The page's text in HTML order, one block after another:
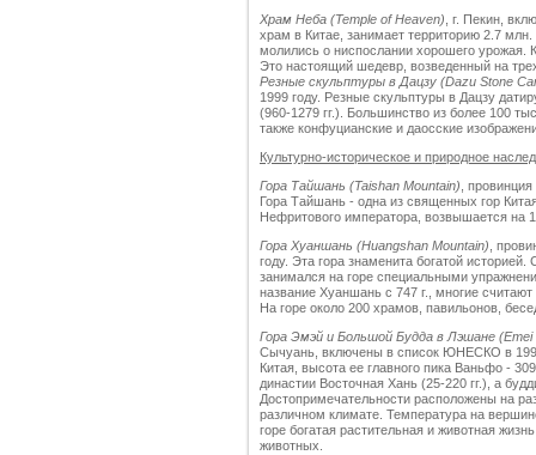
Храм Неба (Temple of Heaven) , г. Пекин,
храм в Китае, занимает территорию 2.7
молились о ниспослании хорошего
Это настоящий шедевр, возведенный на
Резные скульптуры в Дацзу (Dazu Stone
1999 году. Резные скульптуры в Дацзу
(960-1279 гг.). Большинство из более 100
также конфуцианские и даосские
Культурно-историческое и природное
Гора Тайшань (Taishan Mountain) ,
Гора Тайшань - одна из священных гор
Нефритового императора, возвышается на
Гора Хуаншань (Huangshan Mountain) ,
году. Эта гора знаменита богатой
занимался на горе специальными
название Хуаншань с 747 г., многие
На горе около 200 храмов, павильонов,
Гора Эмэй и Большой Будда в Лэшане (Emei
Сычуань, включены в список ЮНЕСКО в
Китая, высота ее главного пика Ваньфо -
династии Восточная Хань (25-220 гг.), а
Достопримечательности расположены на
различном климате. Температура на
горе богатая растительная и животная
животных.